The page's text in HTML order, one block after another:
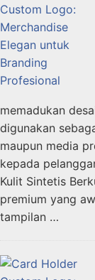
memadukan
digunakan
maupun media
kepada
Kulit Sintetis
premium yang
tampilan …